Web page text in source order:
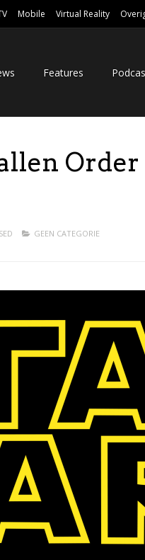
Mobile Virtual Reality
Features
GEEN CATEGORIE